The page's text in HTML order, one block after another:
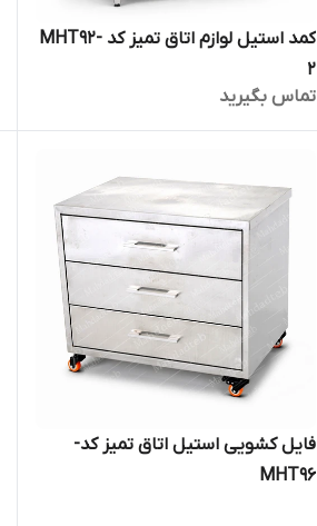
کمد استیل لوازم اتاق تمیز کد MHT92-
2
تماس بگیرید
فایل کشویی استیل اتاق تمیز کد-
MHT96